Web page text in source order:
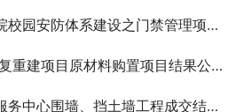
防体系建设之门禁管理项目成交公告￼
重建项目原材料购置项目结果公告
心围墙、挡土墙工程成交结果公告